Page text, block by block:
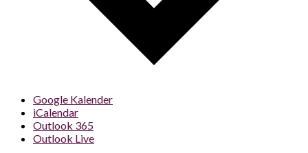
Google Kalender
iCalendar
Outlook 365
Outlook Live